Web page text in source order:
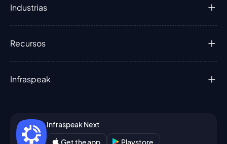
Industrias
Recursos
Infraspeak
Infraspeak Next
Get the app
Playstore